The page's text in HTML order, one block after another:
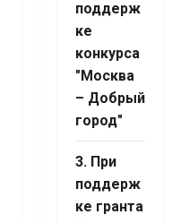
поддерж
ке
конкурса
"Москва
– Добрый
город"
3. При
поддерж
ке гранта